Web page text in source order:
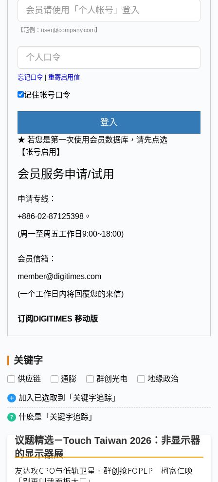
【范例：user@company.com】
忘记口令 重寄启用信
记住帐号口令
登入
★ 若您是第一次使用会员数据库，请先点选
【帐号启用】
会员服务申请/试用
申请专线：
+886-02-87125398。
(周一至周五工作日9:00~18:00)
会员信箱：
member@digitimes.com
(一个工作日内将回覆您的来信)
订阅DIGITIMES 移动版
关键字
供应链 通膨 群创光电 地缘政治
加入已选取到「关键字追踪」
什麽是「关键字追踪」
议题精选－Touch Taiwan 2026：非显示器
的显示器展
友达攻CPO与低轨卫星、群创抢FOPLP 柯富仁唤